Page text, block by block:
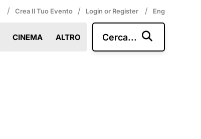
/ Crea Il Tuo Evento / Login or Register / Eng
CINEMA ALTRO Cerca...